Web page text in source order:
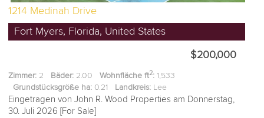
1214 Medinah Drive
Fort Myers, Florida, United States
$200,000
Zimmer: 2 Bäder: 2.00Wohnfläche ft2: 1,533
Grundstücksgröße ha: 0.21 Landkreis: Lee
Eingetragen von John R. Wood Properties am Donnerstag,
30. Juli 2026 [For Sale]